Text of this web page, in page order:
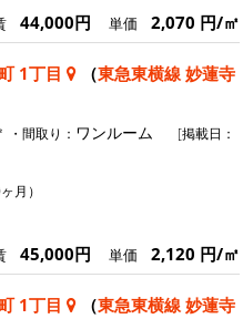
44,000円 単価 2,070 円/㎡
1丁目 （東急東横線 妙蓮寺
・間取り： ワンルーム
[掲載日：
月）
45,000円 単価 2,120 円/㎡
1丁目 （東急東横線 妙蓮寺